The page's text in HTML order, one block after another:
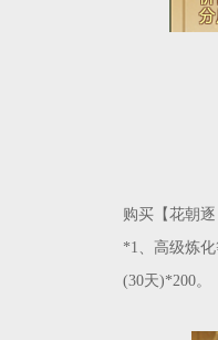
购买【花朝
*1、高级炼
(30天)*200。